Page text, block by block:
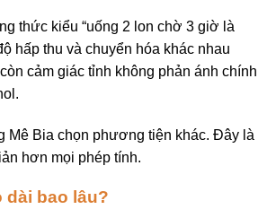
thức kiểu “uống 2 lon chờ 3 giờ là
hấp thu và chuyển hóa khác nhau
cảm giác tỉnh không phản ánh chính
Mê Bia chọn phương tiện khác. Đây là
hơn mọi phép tính.
dài bao lâu?